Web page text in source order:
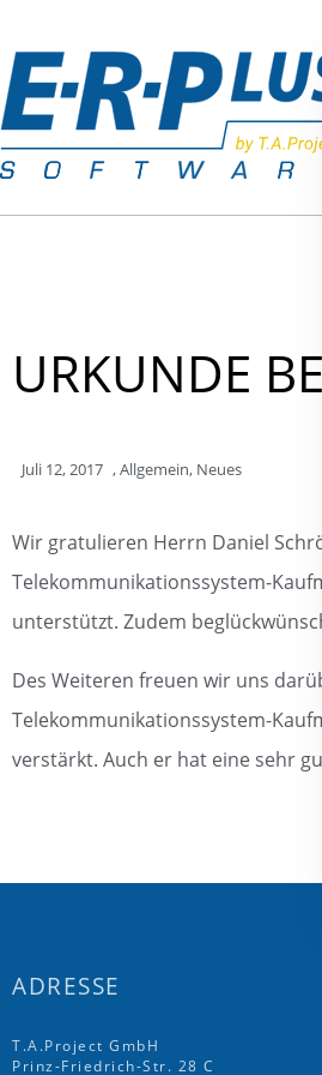
URKUNDE
Juli 12, 2017 ,Allgemein, Neues
Wir gratulieren Herrn Daniel
Telekommunikationssystem-
unterstützt. Zudem
Des Weiteren freuen wir uns
Telekommunikationssystem-
verstärkt. Auch er hat eine sehr
ADRESSE
T.A.Project GmbH
Prinz-Friedrich-Str. 28 C